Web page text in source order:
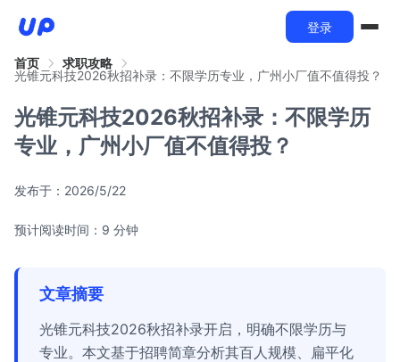
登录
首页
求职攻略
光锥元科技2026秋招补录：不限学历专业，广州小厂值不值得投？
光锥元科技2026秋招补录：不限学历
专业，广州小厂值不值得投？
发布于： 2026/5/22
预计阅读时间：9 分钟
文章摘要
光锥元科技2026秋招补录开启，明确不限学历与
专业。本文基于招聘简章分析其百人规模、扁平化